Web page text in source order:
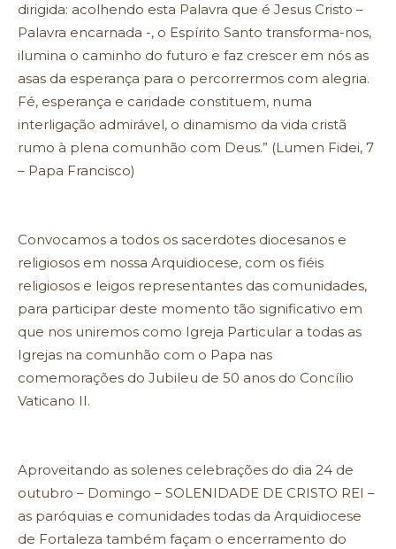
dirigida: acolhendo esta Palavra que é Jesus Cristo –
Palavra encarnada -, o Espírito Santo transforma-nos,
ilumina o caminho do futuro e faz crescer em nós as
asas da esperança para o percorrermos com alegria.
Fé, esperança e caridade constituem, numa
interligação admirável, o dinamismo da vida cristã
rumo à plena comunhão com Deus.” (Lumen Fidei, 7
– Papa Francisco)
Convocamos a todos os sacerdotes diocesanos e
religiosos em nossa Arquidiocese, com os fiéis
religiosos e leigos representantes das comunidades,
para participar deste momento tão significativo em
que nos uniremos como Igreja Particular a todas as
Igrejas na comunhão com o Papa nas
comemorações do Jubileu de 50 anos do Concílio
Vaticano II.
Aproveitando as solenes celebrações do dia 24 de
outubro – Domingo – SOLENIDADE DE CRISTO REI –
as paróquias e comunidades todas da Arquidiocese
de Fortaleza também façam o encerramento do